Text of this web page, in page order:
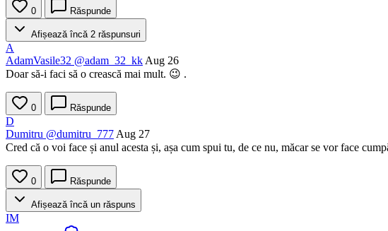
0 Răspunde
Afișează încă 2 răspunsuri
A
AdamVasile32 @adam_32_kk Aug 26
Doar să-i faci să o crească mai mult. 😉 .
0 Răspunde
D
Dumitru @dumitru_777 Aug 27
Cred că o voi face și anul acesta și, așa cum spui tu, de ce nu, măcar se vor face
0 Răspunde
Afișează încă un răspuns
IM